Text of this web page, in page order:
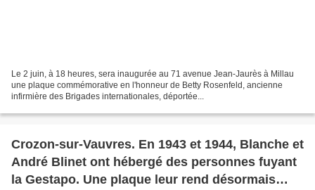
Le 2 juin, à 18 heures, sera inaugurée au 71 avenue Jean-Jaurès à Millau
une plaque commémorative en l'honneur de Betty Rosenfeld, ancienne
infirmière des Brigades internationales, déportée...
Crozon-sur-Vauvres. En 1943 et 1944, Blanche et
André Blinet ont hébergé des personnes fuyant
la Gestapo. Une plaque leur rend désormais